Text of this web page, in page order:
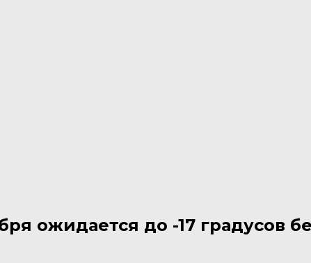
ожидается до -17 градусов